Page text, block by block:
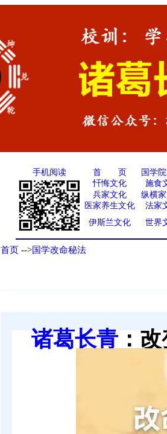
手机阅读 首 页 国学
忏悔文化
施食
兵家文化
纵横
医家养生文化
法家
伊斯兰文化
世界
首页 -->国学改命秘法
诸葛长青：改